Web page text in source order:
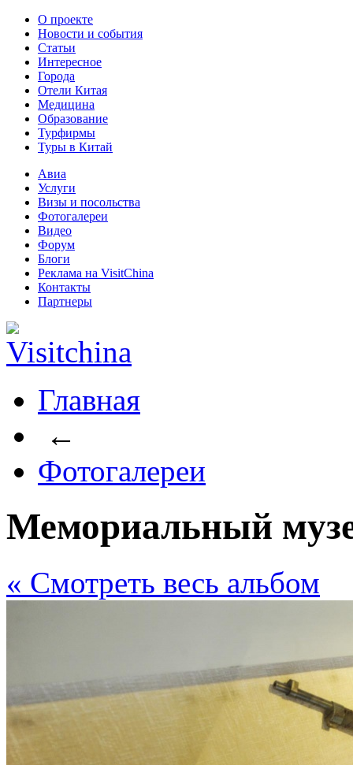
О проекте
Новости и события
Статьи
Интересное
Города
Отели Китая
Медицина
Образование
Турфирмы
Туры в Китай
Авиа
Услуги
Визы и посольства
Фотогалереи
Видео
Форум
Блоги
Реклама на VisitChina
Контакты
Партнеры
Главная
←
Фотогалереи
Мемориальный
« Cмотреть весь альбом